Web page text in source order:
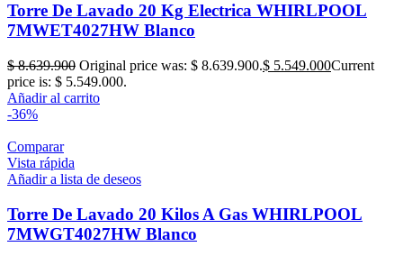
Torre De Lavado 20 Kg Electrica WHIRLPOOL
7MWET4027HW Blanco
$8.639.900 Original price was: $ 8.639.900.$ 5.549.000Current
price is: $ 5.549.000.
Añadir al carrito
-36%
Comparar
Vista rápida
Añadir a lista de deseos
Torre De Lavado 20 Kilos A Gas WHIRLPOOL
7MWGT4027HW Blanco